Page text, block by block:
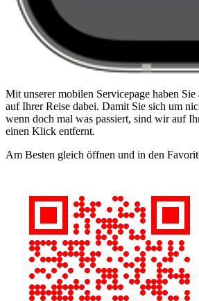
Mit unserer mobilen Servicepage haben
auf Ihrer Reise dabei. Damit Sie sich um
wenn doch mal was passiert, sind wir auf
einen Klick entfernt.
Am Besten gleich öffnen und in den